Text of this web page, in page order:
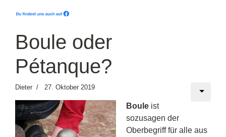
Boule oder
Pétanque?
Dieter 27. Oktober 2019
Boule ist
sozusagen der
Oberbegriff für alle aus